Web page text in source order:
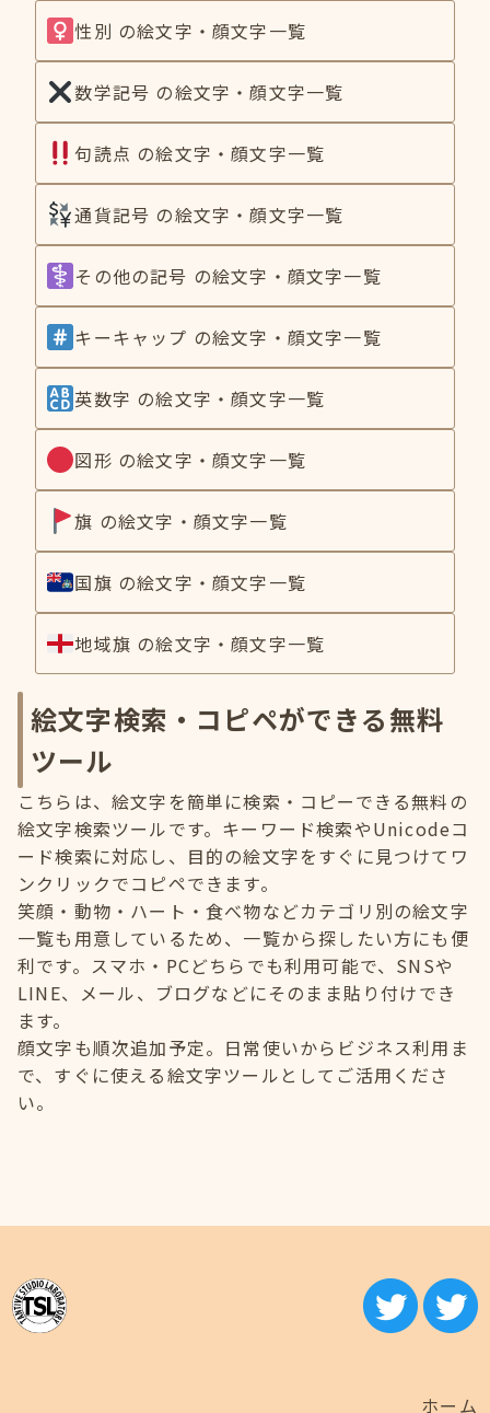
性別 の絵文字・顔文字一覧
数学記号 の絵文字・顔文字一覧
句読点 の絵文字・顔文字一覧
通貨記号 の絵文字・顔文字一覧
その他の記号 の絵文字・顔文字一覧
キーキャップ の絵文字・顔文字一覧
英数字 の絵文字・顔文字一覧
図形 の絵文字・顔文字一覧
旗 の絵文字・顔文字一覧
国旗 の絵文字・顔文字一覧
地域旗 の絵文字・顔文字一覧
絵文字検索・コピペができる無料
ツール
こちらは、絵文字を簡単に検索・コピーできる無料の
絵文字検索ツールです。キーワード検索やUnicodeコ
ード検索に対応し、目的の絵文字をすぐに見つけてワ
ンクリックでコピペできます。
笑顔・動物・ハート・食べ物などカテゴリ別の絵文字
一覧も用意しているため、一覧から探したい方にも便
利です。スマホ・PCどちらでも利用可能で、SNSや
LINE、メール、ブログなどにそのまま貼り付けでき
ます。
顔文字も順次追加予定。日常使いからビジネス利用ま
で、すぐに使える絵文字ツールとしてご活用くださ
い。
ホーム